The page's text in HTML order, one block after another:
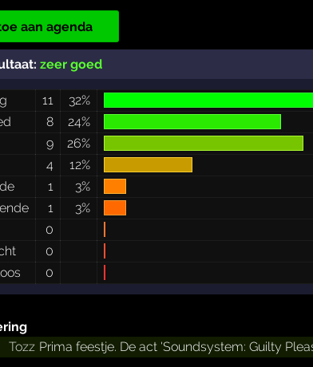
aan agenda
zeer goed
11
32%
8
24%
9
26%
4
12%
1
3%
1
3%
0
0
0
Tozz Prima feestje. De act 'Soundsystem: Guilty